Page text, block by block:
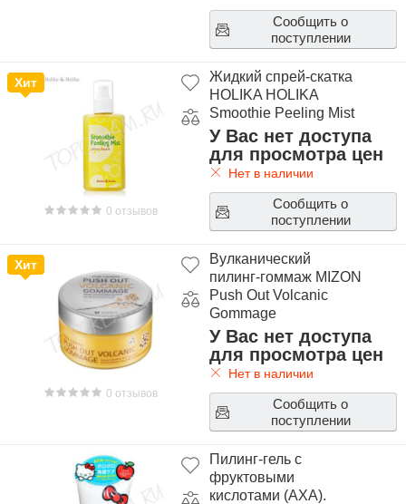
Сообщить о
поступлении
0 отзывов
Хит
Жидкий спрей-скатка
HOLIKA HOLIKA
Smoothie Peeling Mist
У Вас нет доступа
для просмотра цен
Нет в наличии
Сообщить о
поступлении
0 отзывов
Хит
Вулканический
пилинг-гоммаж MIZON
Push Out Volcanic
Gommage
У Вас нет доступа
для просмотра цен
Нет в наличии
Сообщить о
поступлении
Пилинг-гель с
фруктовыми
кислотами (АХА).